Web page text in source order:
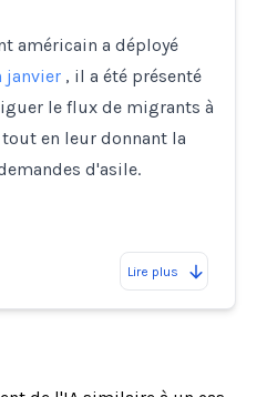
américain a déployé
janvier , il a été présenté
le flux de migrants à
en leur donnant la
d'asile.
Lire plus